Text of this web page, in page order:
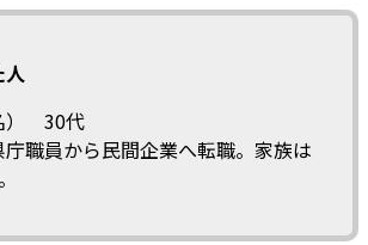
人
） 30代
職員から民間企業へ転職。家族は